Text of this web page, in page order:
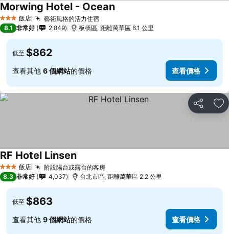
3 星級 飯店 藝術風格的活力住宿
Morwing Hotel - Ocean
8.1 非常好 2,849 板橋區, 距離萬華區 6.1 公里
低至 $862
查看其他 6 個網站的價格 查看價格
分享 加
3 星級 飯店 附設陽台或露台的客房
RF Hotel Linsen
8.3 非常好 4,037 台北市區, 距離萬華區 2.2 公里
低至 $863
查看其他 9 個網站的價格 查看價格